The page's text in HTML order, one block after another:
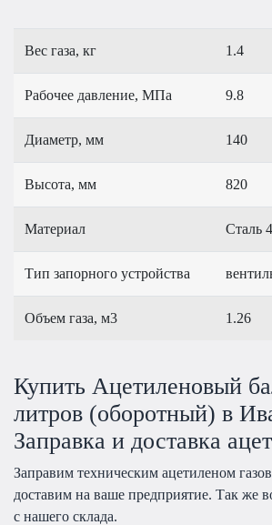
Вес газа, кг 1.4
Рабочее давление, МПа 9.8
Диаметр, мм 140
Высота, мм 820
Материал Сталь
Тип запорного устройства
Объем газа, м3 1.26
Купить Ацетиленовый
литров (оборотный) в
Заправка и доставка
Заправим техническим ацетиленом
доставим на ваше предприятие. Так же
с нашего склада.